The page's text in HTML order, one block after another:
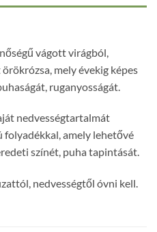
vágott virágból,
mely évekig képes
ruganyosságát.
nedvességtartalmát
amely lehetővé
színét, puha tapintását.
nedvességtől óvni kell.